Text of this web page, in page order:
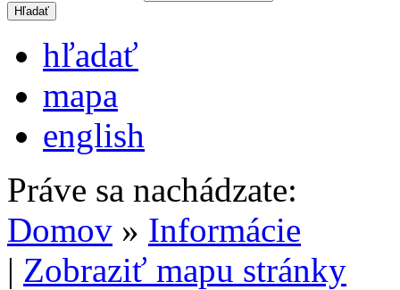
hľadať
mapa
english
Práve sa nachádzate:
Domov » Informácie
| Zobraziť mapu stránky